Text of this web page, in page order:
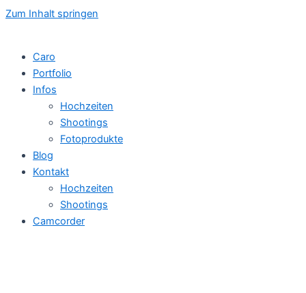
Zum Inhalt springen
Caro
Portfolio
Infos
Hochzeiten
Shootings
Fotoprodukte
Blog
Kontakt
Hochzeiten
Shootings
Camcorder